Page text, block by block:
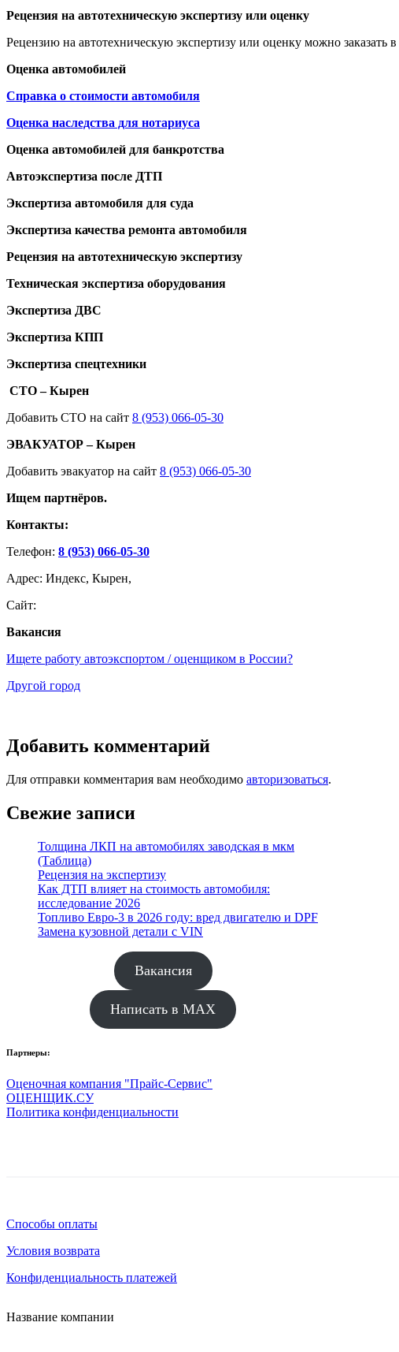
Рецензия на автотехническую экспертизу или оценку
Рецензию на автотехническую экспертизу или оценку можно заказать в
Оценка автомобилей
Справка о стоимости автомобиля
Оценка наследства для нотариуса
Оценка автомобилей для банкротства
Автоэкспертиза после ДТП
Экспертиза автомобиля для суда
Экспертиза качества ремонта автомобиля
Рецензия на автотехническую экспертизу
Техническая экспертиза оборудования
Экспертиза ДВС
Экспертиза КПП
Экспертиза спецтехники
СТО – Кырен
Добавить СТО на сайт 8 (953) 066-05-30
ЭВАКУАТОР – Кырен
Добавить эвакуатор на сайт 8 (953) 066-05-30
Ищем партнёров.
Контакты:
Телефон: 8 (953) 066-05-30
Адрес: Индекс, Кырен,
Сайт:
Вакансия
Ищете работу автоэкспортом / оценщиком в России?
Другой город
Добавить комментарий
Для отправки комментария вам необходимо авторизоваться.
Свежие записи
Толщина ЛКП на автомобилях заводская в мкм
(Таблица)
Рецензия на экспертизу
Как ДТП влияет на стоимость автомобиля:
исследование 2026
Топливо Евро-3 в 2026 году: вред двигателю и DPF
Замена кузовной детали с VIN
Вакансия
Написать в MAX
Партнеры:
Оценочная компания "Прайс-Сервис"
ОЦЕНЩИК.СУ
Политика конфиденциальности
Способы оплаты
Условия возврата
Конфиденциальность платежей
Название компании